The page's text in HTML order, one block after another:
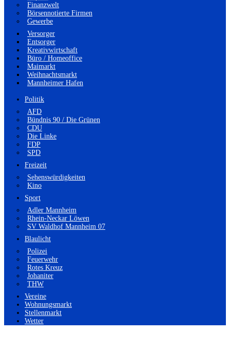
Finanzwelt
Börsennotierte Firmen
Gewerbe
Versorger
Entsorger
Kreativwirtschaft
Büro / Homeoffice
Maimarkt
Weihnachtsmarkt
Mannheimer Hafen
Politik
AFD
Bündnis 90 / Die Grünen
CDU
Die Linke
FDP
SPD
Freizeit
Sehenswürdigkeiten
Kino
Sport
Adler Mannheim
Rhein-Neckar Löwen
SV Waldhof Mannheim 07
Blaulicht
Polizei
Feuerwehr
Rotes Kreuz
Johaniter
THW
Vereine
Wohnungsmarkt
Stellenmarkt
Wetter